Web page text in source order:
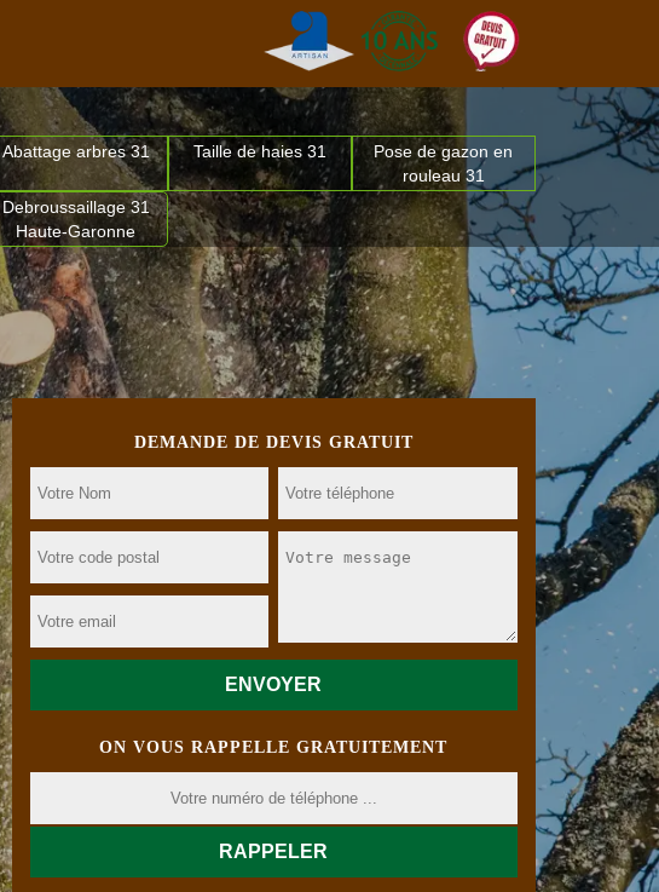
Abattage arbres 31 Taille de haies 31
Pose de gazon en
rouleau 31
Debroussaillage 31
Haute-Garonne
DEMANDE DE DEVIS GRATUIT
ON VOUS RAPPELLE GRATUITEMENT